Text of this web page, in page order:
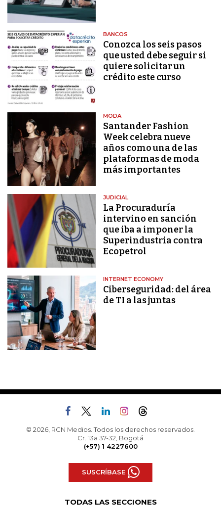
BANCOS
Conozca los seis pasos
que usted debe seguir si
quiere solicitar un
crédito este curso
MODA
Santander Fashion
Week celebra nueve
años como una de las
plataformas de moda
más importantes
JUDICIAL
La Procuraduría
intervino en sanción
que iba a imponer la
Superindustria contra
Ecopetrol
INTERNET ECONOMY
Ciberseguridad: del área
de TI a las juntas
© 2026, RCN Medios. Todos los derechos reservados.
Cr. 13a 37-32, Bogotá
(+57) 1 4227600
SUSCRÍBASE
TODAS LAS SECCIONES